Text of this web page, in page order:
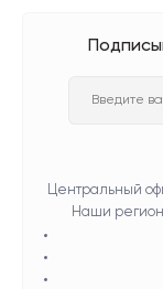
Центральный
Наши